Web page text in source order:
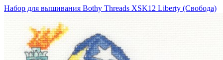
Набор для вышивания Bothy Threads XSK12 Liberty (Свобода)